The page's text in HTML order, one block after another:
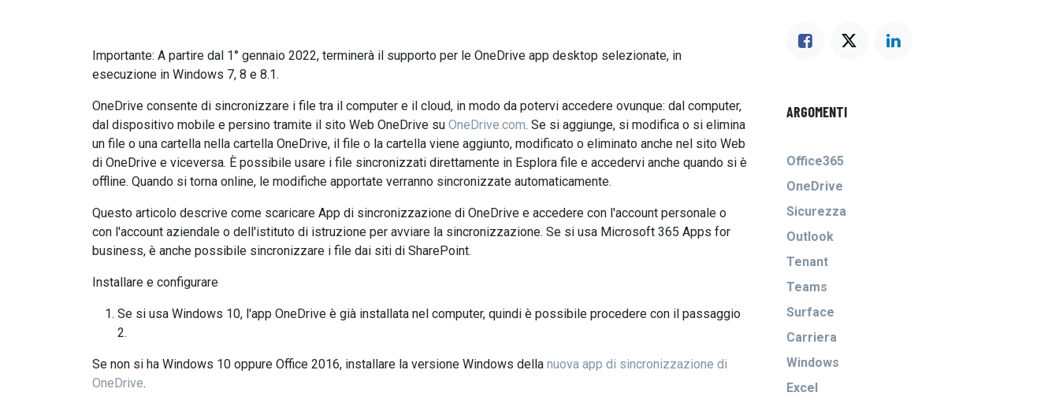
Importante: A partire dal 1° gennaio 2022, terminerà il supporto per le OneDrive app desktop selezionate, in
esecuzione in Windows 7, 8 e 8.1.
OneDrive consente di sincronizzare i file tra il computer e il cloud, in modo da potervi accedere ovunque: dal computer,
dal dispositivo mobile e persino tramite il sito Web OneDrive su OneDrive.com. Se si aggiunge, si modifica o si elimina
un file o una cartella nella cartella OneDrive, il file o la cartella viene aggiunto, modificato o eliminato anche nel sito Web
di OneDrive e viceversa. È possibile usare i file sincronizzati direttamente in Esplora file e accedervi anche quando si è
offline. Quando si torna online, le modifiche apportate verranno sincronizzate automaticamente.
Questo articolo descrive come scaricare App di sincronizzazione di OneDrive e accedere con l'account personale o
con l'account aziendale o dell'istituto di istruzione per avviare la sincronizzazione. Se si usa Microsoft 365 Apps for
business, è anche possibile sincronizzare i file dai siti di SharePoint.
Installare e configurare
Se si usa Windows 10, l'app OneDrive è già installata nel computer, quindi è possibile procedere con il passaggio
2.
Se non si ha Windows 10 oppure Office 2016, installare la versione Windows della nuova app di sincronizzazione di
OneDrive.
ARGOMENTI
Office365
OneDrive
Sicurezza
Outlook
Tenant
Teams
Surface
Carriera
Windows
Excel